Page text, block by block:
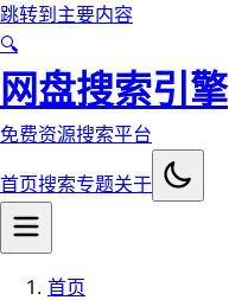
跳转到主要内容
🔍
网盘搜索引擎
免费资源搜索平台
首页搜索专题关于
首页